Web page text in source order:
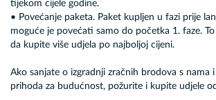
tijekom cijele godine.
• Povećanje paketa. Paket kupljen u fazi prije
moguće je povećati samo do početka 1. faze.
da kupite više udjela po najboljoj cijeni.
Ako sanjate o izgradnji zračnih brodova s ​​nama
prihoda za budućnost, požurite i kupite udjele